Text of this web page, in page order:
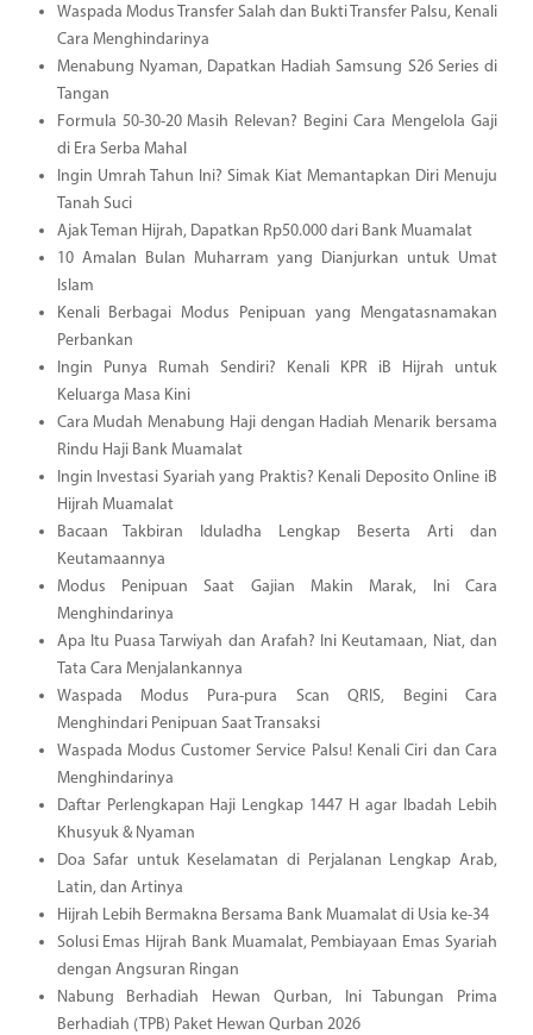
Waspada Modus Transfer Salah dan Bukti Transfer Palsu, Kenali
Cara Menghindarinya
Menabung Nyaman, Dapatkan Hadiah Samsung S26 Series di
Tangan
Formula 50-30-20 Masih Relevan? Begini Cara Mengelola Gaji
di Era Serba Mahal
Ingin Umrah Tahun Ini? Simak Kiat Memantapkan Diri Menuju
Tanah Suci
Ajak Teman Hijrah, Dapatkan Rp50.000 dari Bank Muamalat
10 Amalan Bulan Muharram yang Dianjurkan untuk Umat
Islam
Kenali Berbagai Modus Penipuan yang Mengatasnamakan
Perbankan
Ingin Punya Rumah Sendiri? Kenali KPR iB Hijrah untuk
Keluarga Masa Kini
Cara Mudah Menabung Haji dengan Hadiah Menarik bersama
Rindu Haji Bank Muamalat
Ingin Investasi Syariah yang Praktis? Kenali Deposito Online iB
Hijrah Muamalat
Bacaan Takbiran Iduladha Lengkap Beserta Arti dan
Keutamaannya
Modus Penipuan Saat Gajian Makin Marak, Ini Cara
Menghindarinya
Apa Itu Puasa Tarwiyah dan Arafah? Ini Keutamaan, Niat, dan
Tata Cara Menjalankannya
Waspada Modus Pura-pura Scan QRIS, Begini Cara
Menghindari Penipuan Saat Transaksi
Waspada Modus Customer Service Palsu! Kenali Ciri dan Cara
Menghindarinya
Daftar Perlengkapan Haji Lengkap 1447 H agar Ibadah Lebih
Khusyuk & Nyaman
Doa Safar untuk Keselamatan di Perjalanan Lengkap Arab,
Latin, dan Artinya
Hijrah Lebih Bermakna Bersama Bank Muamalat di Usia ke-34
Solusi Emas Hijrah Bank Muamalat, Pembiayaan Emas Syariah
dengan Angsuran Ringan
Nabung Berhadiah Hewan Qurban, Ini Tabungan Prima
Berhadiah (TPB) Paket Hewan Qurban 2026